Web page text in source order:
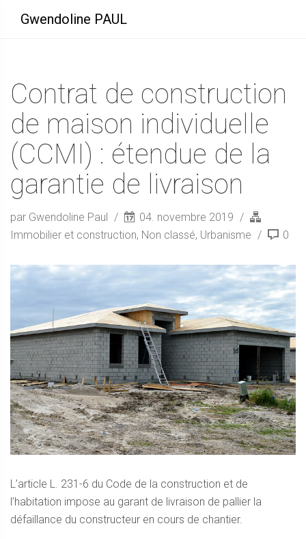
Gwendoline PAUL
Contrat de construction
de maison individuelle
(CCMI) : étendue de la
garantie de livraison
par Gwendoline Paul
04. novembre 2019
Immobilier et construction, Non classé, Urbanisme 0
L’article L. 231-6 du Code de la construction et de
l’habitation impose au garant de livraison de pallier la
défaillance du constructeur en cours de chantier.